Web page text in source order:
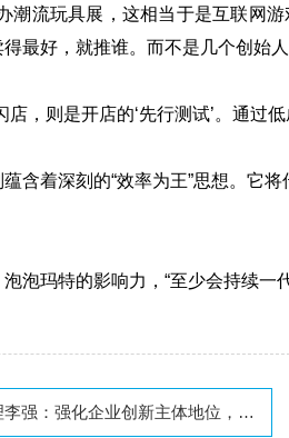
潮流玩具展，这相当于是互联网
最好，就推谁。而不是几个创始
店，则是开店的‘先行测试’。通过
含着深刻的“效率为王”思想。它
泡玛特的影响力，“至少会持续一
体地位，支持企业牵头或参与国家科技创新项目，引导企业与高校、科研机构密切合作